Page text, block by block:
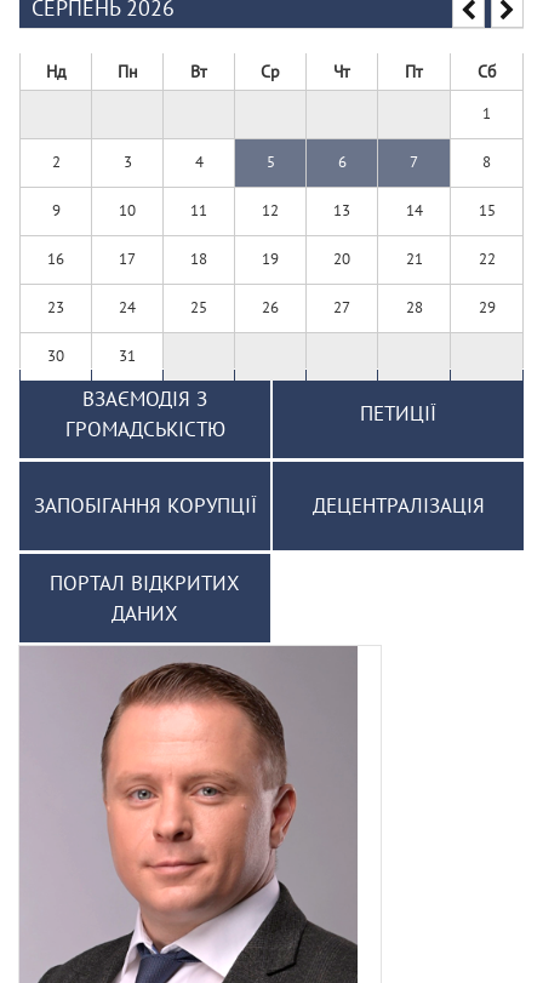
СЕРПЕНЬ 2026
Нд Пн Вт Ср Чт Пт Сб
1
2 3 4 5 6 7 8
9 10 11 12 13 14 15
16 17 18 19 20 21 22
23 24 25 26 27 28 29
30 31
ВЗАЄМОДІЯ З
ГРОМАДСЬКІСТЮ
ПЕТИЦІЇ
ЗАПОБІГАННЯ КОРУПЦІЇ ДЕЦЕНТРАЛІЗАЦІЯ
ПОРТАЛ ВІДКРИТИХ
ДАНИХ